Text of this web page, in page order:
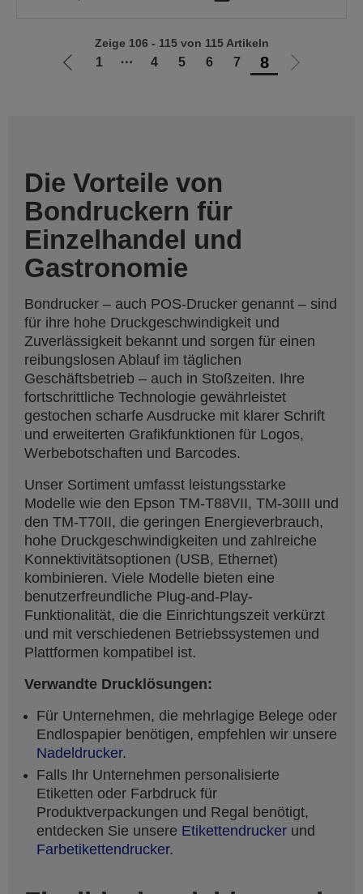
Zur
1 ⋯ 4 5 6 7 8
Zur
Zeige 106 - 115 von 115 Artikeln
Die Vorteile von
Bondruckern für
Einzelhandel und
Gastronomie
Bondrucker – auch POS-Drucker genannt – sind
für ihre hohe Druckgeschwindigkeit und
Zuverlässigkeit bekannt und sorgen für einen
reibungslosen Ablauf im täglichen
Geschäftsbetrieb – auch in Stoßzeiten. Ihre
fortschrittliche Technologie gewährleistet
gestochen scharfe Ausdrucke mit klarer Schrift
und erweiterten Grafikfunktionen für Logos,
Werbebotschaften und Barcodes.
Unser Sortiment umfasst leistungsstarke
Modelle wie den Epson TM-T88VII, TM-30III und
den TM-T70II, die geringen Energieverbrauch,
hohe Druckgeschwindigkeiten und zahlreiche
Konnektivitätsoptionen (USB, Ethernet)
kombinieren. Viele Modelle bieten eine
benutzerfreundliche Plug-and-Play-
Funktionalität, die die Einrichtungszeit verkürzt
und mit verschiedenen Betriebssystemen und
Plattformen kompatibel ist.
Verwandte Drucklösungen:
Für Unternehmen, die mehrlagige Belege oder
Endlospapier benötigen, empfehlen wir unsere
Nadeldrucker.
Falls Ihr Unternehmen personalisierte
Etiketten oder Farbdruck für
Produktverpackungen und Regal benötigt,
entdecken Sie unsere Etikettendrucker und
Farbetikettendrucker.